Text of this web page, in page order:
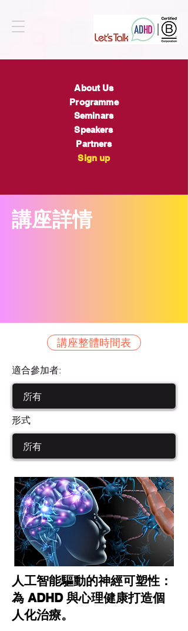
About Us
Programme
Seminars
Speakers
Partners
Sign up
​講座詳情
講座整體時間表
適合參加者:
形式
人工智能驅動的神經可塑性：
為 ADHD 與心理健康打造個
人化治療。